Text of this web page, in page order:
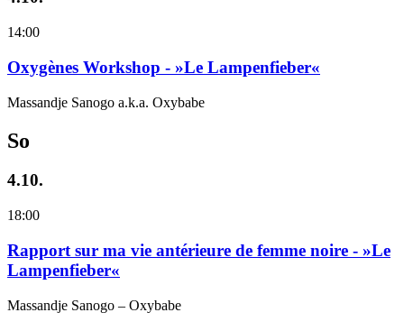
14:00
Oxygènes Workshop - »Le Lampenfieber«
Massandje Sanogo a.k.a. Oxybabe
So
4.10.
18:00
Rapport sur ma vie antérieure de femme noire - »Le
Lampenfieber«
Massandje Sanogo – Oxybabe